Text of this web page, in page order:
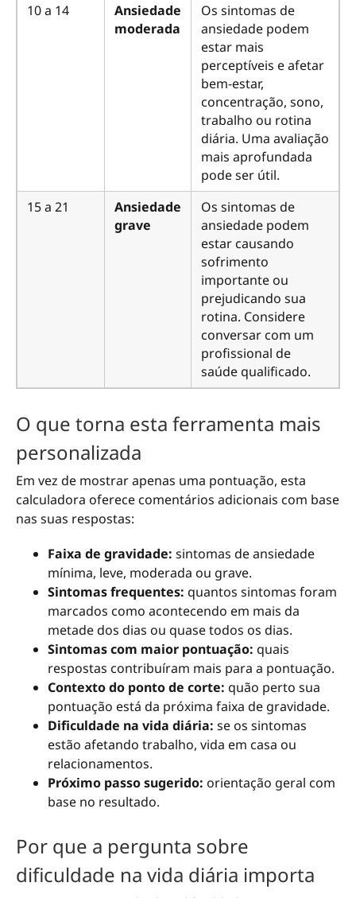
10 a 14
Ansiedade
moderada
Os sintomas de
ansiedade podem
estar mais
perceptíveis e afetar
bem-estar,
concentração, sono,
trabalho ou rotina
diária. Uma avaliação
mais aprofundada
pode ser útil.
15 a 21
Ansiedade
grave
Os sintomas de
ansiedade podem
estar causando
sofrimento
importante ou
prejudicando sua
rotina. Considere
conversar com um
profissional de
saúde qualificado.
O que torna esta ferramenta mais
personalizada
Em vez de mostrar apenas uma pontuação, esta
calculadora oferece comentários adicionais com base
nas suas respostas:
Faixa de gravidade: sintomas de ansiedade
mínima, leve, moderada ou grave.
Sintomas frequentes: quantos sintomas foram
marcados como acontecendo em mais da
metade dos dias ou quase todos os dias.
Sintomas com maior pontuação: quais
respostas contribuíram mais para a pontuação.
Contexto do ponto de corte: quão perto sua
pontuação está da próxima faixa de gravidade.
Dificuldade na vida diária: se os sintomas
estão afetando trabalho, vida em casa ou
relacionamentos.
Próximo passo sugerido: orientação geral com
base no resultado.
Por que a pergunta sobre
dificuldade na vida diária importa